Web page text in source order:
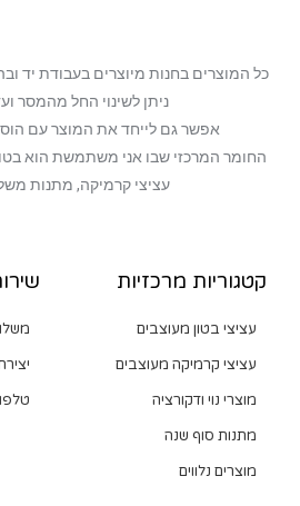
כל המוצרים בחנות מיוצרים בעבודת יד
ניתן לשינוי החל מהמסר
אפשר גם לייחד את המוצר עם
החומר המרכזי שבו אני משתמשת הוא
עציצי קרמיקה, מתנות
קטגוריות מרכזיות
עציצי בטון מעוצבים
עציצי קרמיקה מעוצבים
מוצרי נוי ודקורציה
מתנות סוף שנה
מוצרים נלווים